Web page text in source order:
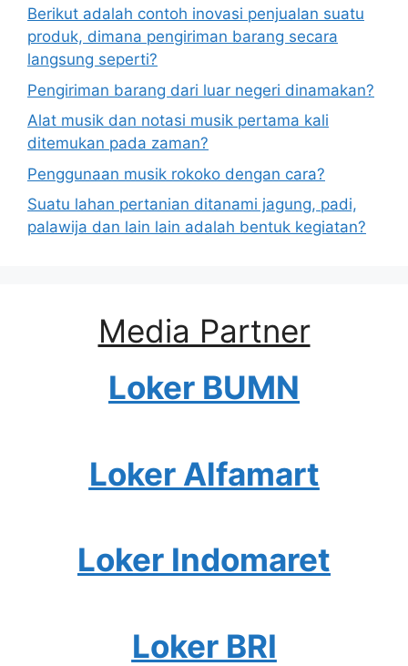
Berikut adalah contoh inovasi penjualan suatu
produk, dimana pengiriman barang secara
langsung seperti?
Pengiriman barang dari luar negeri dinamakan?
Alat musik dan notasi musik pertama kali
ditemukan pada zaman?
Penggunaan musik rokoko dengan cara?
Suatu lahan pertanian ditanami jagung, padi,
palawija dan lain lain adalah bentuk kegiatan?
Media Partner
Loker BUMN
Loker Alfamart
Loker Indomaret
Loker BRI